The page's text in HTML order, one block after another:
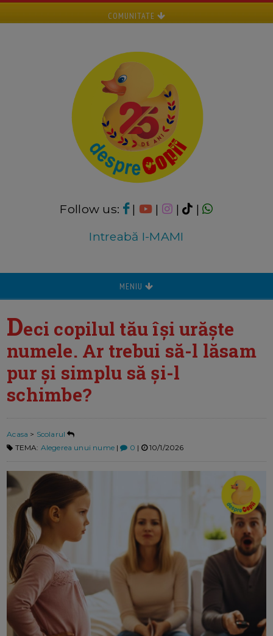
COMUNITATE
Follow us: | | |
|
Intreabă I-MAMI
MENIU
Deci copilul tău își urăște
numele. Ar trebui să-l lăsam
pur și simplu să și-l
schimbe?
Acasa > Scolarul
TEMA: Alegerea unui nume| 0 | 10/1/2026